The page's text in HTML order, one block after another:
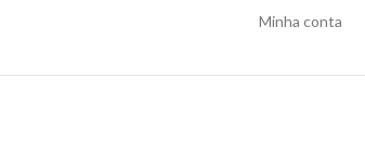
Minha conta